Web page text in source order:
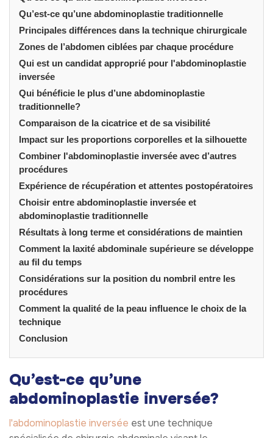
Qu’est-ce qu’une abdominoplastie traditionnelle
Principales différences dans la technique chirurgicale
Zones de l’abdomen ciblées par chaque procédure
Qui est un candidat approprié pour l'abdominoplastie
inversée
Qui bénéficie le plus d’une abdominoplastie
traditionnelle?
Comparaison de la cicatrice et de sa visibilité
Impact sur les proportions corporelles et la silhouette
Combiner l'abdominoplastie inversée avec d’autres
procédures
Expérience de récupération et attentes postopératoires
Choisir entre abdominoplastie inversée et
abdominoplastie traditionnelle
Résultats à long terme et considérations de maintien
Comment la laxité abdominale supérieure se développe
au fil du temps
Considérations sur la position du nombril entre les
procédures
Comment la qualité de la peau influence le choix de la
technique
Conclusion
Qu’est-ce qu’une
abdominoplastie inversée?
l'abdominoplastie inversée est une technique